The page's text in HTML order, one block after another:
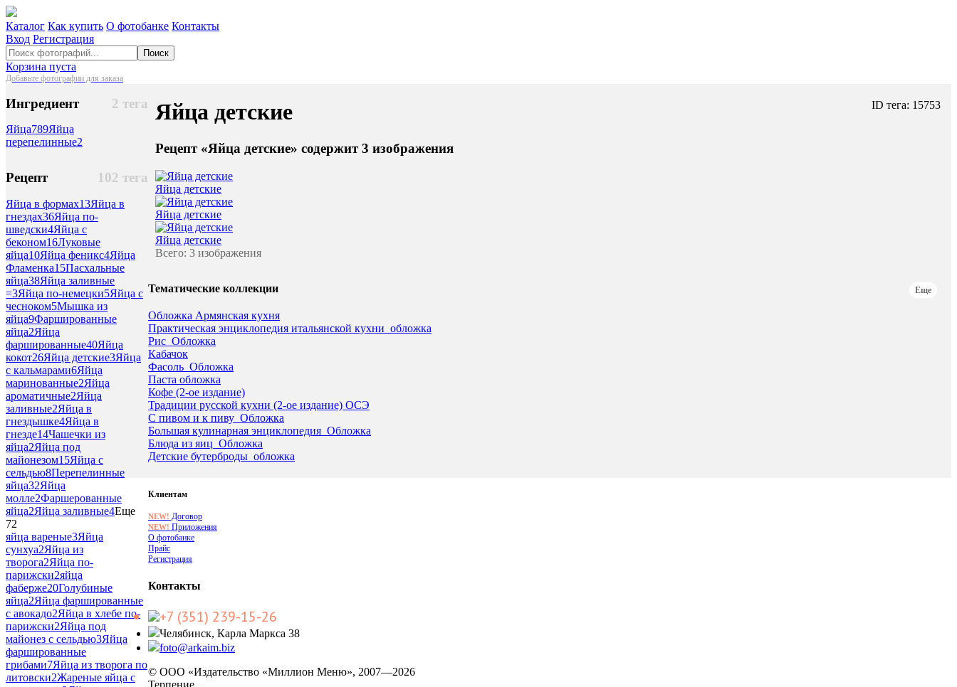
Каталог Как купить О фотобанке Контакты
Вход Регистрация
Поиск
Корзина пуста
Добавьте фотографии для заказа
2 тега
Ингредиент
Яйца789Яйца
перепелинные2
102 тега
Рецепт
Яйца в формах13Яйца в
гнездах36Яйца по-
шведски4Яйца с
беконом16Луковые
яйца10Яйца феникс4Яйца
Фламенка15Пасхальные
яйца38Яйца заливные
=3Яйца по-немецки5Яйца с
чесноком5Мышка из
яйца9Фаршированные
яйца2Яйца
фаршированные40Яйца
кокот26Яйца детские3Яйца
с кальмарами6Яйца
маринованные2Яйца
ароматичные2Яйца
заливные2Яйца в
гнездышке4Яйца в
гнезде14Чашечки из
яйца2Яйца под
майонезом15Яйца с
сельдью8Перепелинные
яйца32Яйца
молле2Фаршерованные
яйца2Яйца заливные4Еще
72
яйца вареные3Яйца
сунхуа2Яйца из
творога2Яйца по-
парижски2яйца
фаберже20Голубиные
яйца2Яйца фаршированные
с авокадо2Яйца в хлебе по-
парижски2Яйца под
майонез с сельдью3Яйца
фаршированные
грибами7Яйца из творога по
литовски2Жареные яйца с
ID тега: 15753
Яйца детские
Рецепт «Яйца детские» содержит 3 изображения
Яйца детские
Яйца детские
Яйца детские
Всего: 3 изображения
Тематические коллекции Еще
Обложка Армянская кухня
Практическая энциклопедия итальянской кухни_обложка
Рис_Обложка
Кабачок
Фасоль_Обложка
Паста обложка
Кофе (2-ое издание)
Традиции русской кухни (2-ое издание) ОСЭ
С пивом и к пиву_Обложка
Большая кулинарная энциклопедия_Обложка
Блюда из яиц_Обложка
Детские бутерброды_обложка
Клиентам
NEW! Договор
NEW! Приложения
О фотобанке
Прайс
Регистрация
Контакты
+7 (351) 239-15-26
Челябинск, Карла Маркса 38
foto@arkaim.biz
© ООО «Издательство «Миллион Меню», 2007—2026